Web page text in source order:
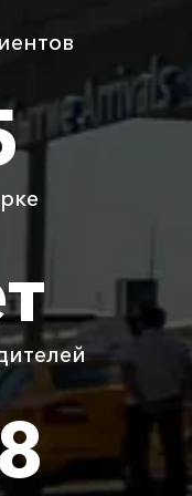
885 ₽
400 ₽
2325 ₽ 3100 ₽
Бесплатно
Бесплатно